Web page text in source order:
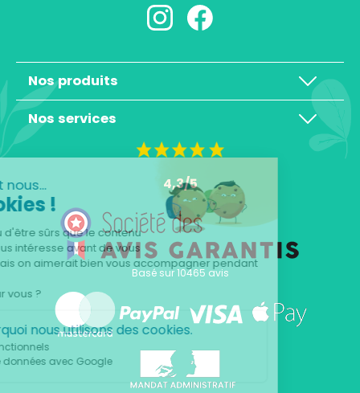
Salut c'est nous...
les Cookies !
On a attendu d'être sûrs que le contenu
de ce site vous intéresse avant de vous
déranger, mais on aimerait bien vous accompagner pendant
C'est OK pour vous ?
Voici pourquoi nous utilisons des cookies.
Cookies fonctionnels
Partage de données avec Google
Nos produits
Nos services
4,3/5
Basé sur 10465 avis